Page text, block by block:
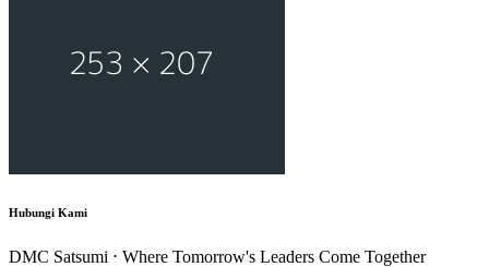
Hubungi Kami
DMC Satsumi ⋅ Where Tomorrow's Leaders Come Together